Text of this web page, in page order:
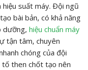
hiệu suất máy. Đội ngũ
bài bản, có khả năng
dưỡng, hiệu chuẩn máy
tận tâm, chuyên
chóng của đội
tố then chốt tạo nên